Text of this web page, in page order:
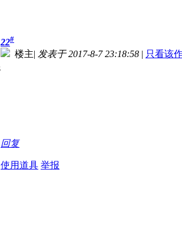
22#
楼主| 发表于 2017-8-7 23:18:58 | 只看该
回复
使用道具 举报